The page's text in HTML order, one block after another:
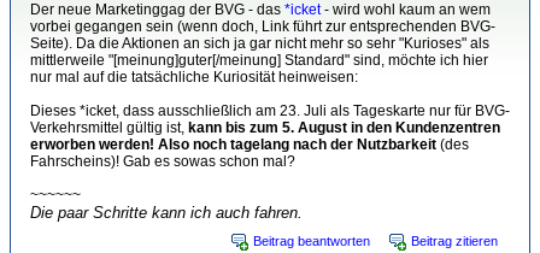
Der neue Marketinggag der BVG - das *icket- wird wohl kaum an wem
vorbei gegangen sein (wenn doch, Link führt zur entsprechenden BVG-
Seite). Da die Aktionen an sich ja gar nicht mehr so sehr "Kurioses" als
mittlerweile "[meinung]guter[/meinung] Standard" sind, möchte ich hier
nur mal auf die tatsächliche Kuriosität heinweisen:
Dieses *icket, dass ausschließlich am 23. Juli als Tageskarte nur für BVG-
Verkehrsmittel gültig ist, kann bis zum 5. August in den Kundenzentren
erworben werden! Also noch tagelang nach der Nutzbarkeit (des
Fahrscheins)! Gab es sowas schon mal?
~~~~~~
Die paar Schritte kann ich auch fahren.
Beitrag beantworten Beitrag zitieren